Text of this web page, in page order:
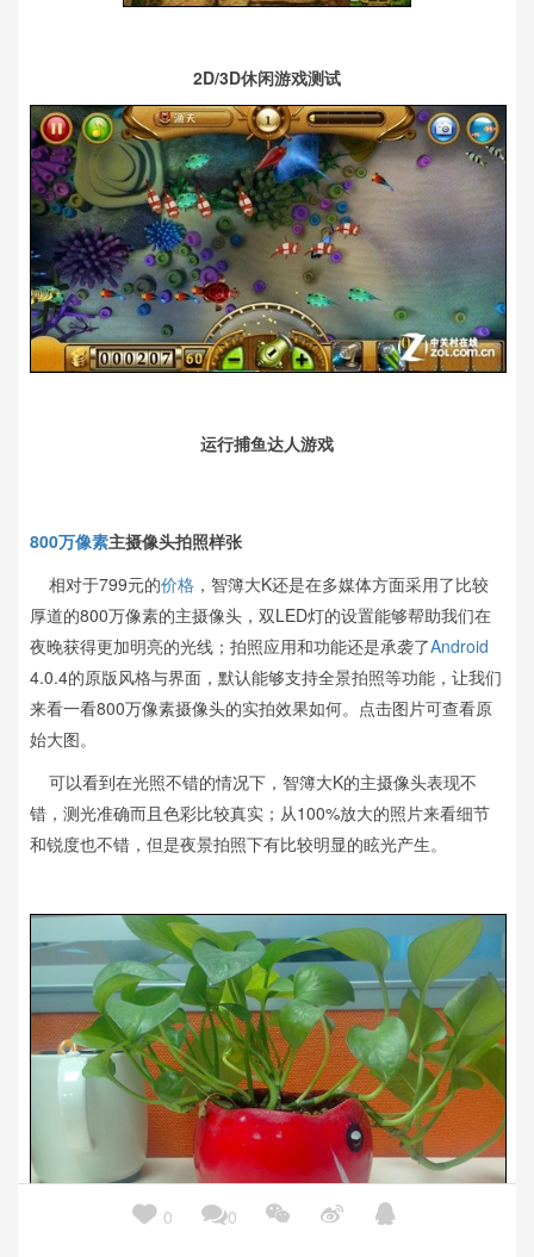
2D/3D休闲游戏测试
运行捕鱼达人游戏
800万像素主摄像头拍照样张
相对于799元的价格 ，智簿大K还是在多媒体方面采用了比较
厚道的800万像素的主摄像头，双LED灯的设置能够帮助我们在
夜晚获得更加明亮的光线；拍照应用和功能还是承袭了Android
4.0.4的原版风格与界面，默认能够支持全景拍照等功能，让我们
来看一看800万像素摄像头的实拍效果如何。点击图片可查看原
始大图。
可以看到在光照不错的情况下，智簿大K的主摄像头表现不
错，测光准确而且色彩比较真实；从100%放大的照片来看细节
和锐度也不错，但是夜景拍照下有比较明显的眩光产生。
 0 0   